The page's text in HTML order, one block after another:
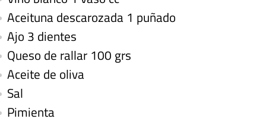
Aceituna descarozada 1 puñado
Ajo 3 dientes
Queso de rallar 100 grs
Aceite de oliva
Sal
Pimienta